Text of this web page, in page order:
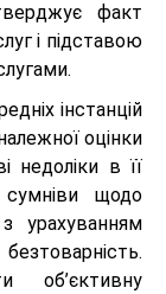
факт
і підставою
інстанцій
оцінки
недоліки в її
щодо
урахуванням
об’єктивну